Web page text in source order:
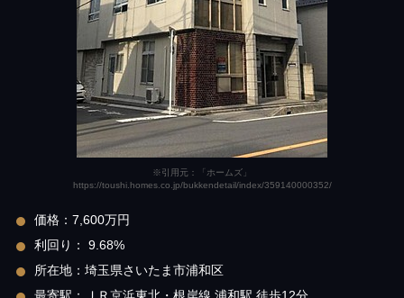
※引用元：「ホームズ」
https://toushi.homes.co.jp/bukkendetail/index/359140000352/
価格：7,600万円
利回り： 9.68%
所在地：埼玉県さいたま市浦和区